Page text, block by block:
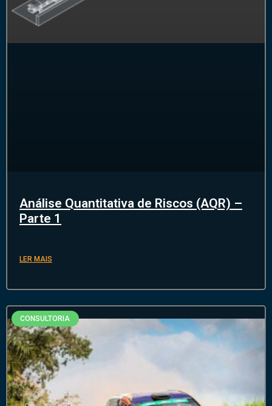
Análise Quantitativa de Riscos (AQR) –
Parte 1
LER MAIS
CONSULTORIA